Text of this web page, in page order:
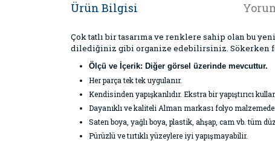
Ürün Bilgisi
Çok tatlı bir tasarıma ve renklere sahip olan bu
dilediğiniz gibi organize edebilirsiniz. Sökerken
Ölçü ve İçerik: Diğer görsel üzerinde mevcuttur.
Her parça tek tek uygulanır.
Kendisinden yapışkanlıdır. Ekstra bir yapıştırıcı
Dayanıklı ve kaliteli Alman markası folyo
Saten boya, yağlı boya, plastik, ahşap, cam vb. tüm
Pürüzlü ve tırtıklı yüzeylere iyi yapışmayabilir.